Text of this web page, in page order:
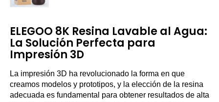
ELEGOO 8K Resina Lavable al Agua:
La Solución Perfecta para
Impresión 3D
La impresión 3D ha revolucionado la forma en que
creamos modelos y prototipos, y la elección de la resina
adecuada es fundamental para obtener resultados de alta